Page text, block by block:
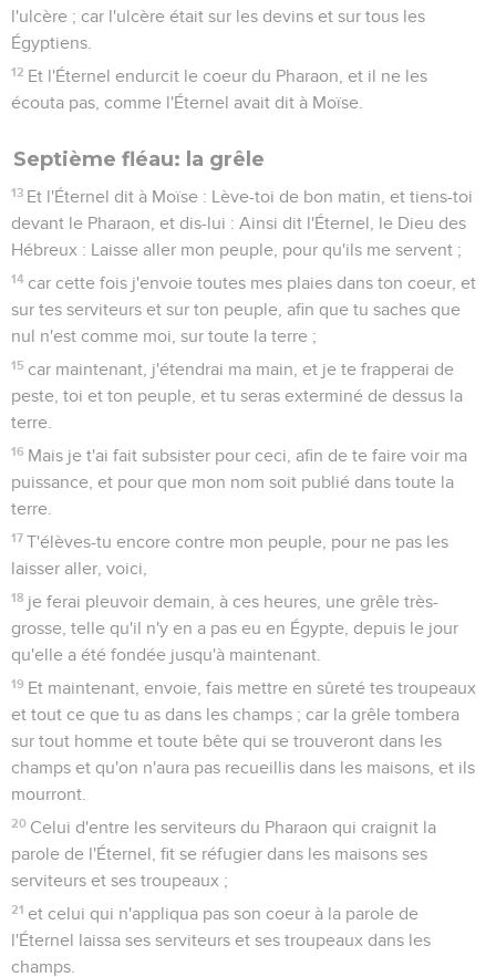
l'ulcère ; car l'ulcère était sur les devins et sur tous les
Égyptiens.
12 Et l'Éternel endurcit le coeur du Pharaon, et il ne les
écouta pas, comme l'Éternel avait dit à Moïse.
Septième fléau: la grêle
13 Et l'Éternel dit à Moïse : Lève-toi de bon matin, et tiens-toi
devant le Pharaon, et dis-lui : Ainsi dit l'Éternel, le Dieu des
Hébreux : Laisse aller mon peuple, pour qu'ils me servent ;
14 car cette fois j'envoie toutes mes plaies dans ton coeur, et
sur tes serviteurs et sur ton peuple, afin que tu saches que
nul n'est comme moi, sur toute la terre ;
15 car maintenant, j'étendrai ma main, et je te frapperai de
peste, toi et ton peuple, et tu seras exterminé de dessus la
terre.
16 Mais je t'ai fait subsister pour ceci, afin de te faire voir ma
puissance, et pour que mon nom soit publié dans toute la
terre.
17 T'élèves-tu encore contre mon peuple, pour ne pas les
laisser aller, voici,
18 je ferai pleuvoir demain, à ces heures, une grêle très-
grosse, telle qu'il n'y en a pas eu en Égypte, depuis le jour
qu'elle a été fondée jusqu'à maintenant.
19 Et maintenant, envoie, fais mettre en sûreté tes troupeaux
et tout ce que tu as dans les champs ; car la grêle tombera
sur tout homme et toute bête qui se trouveront dans les
champs et qu'on n'aura pas recueillis dans les maisons, et ils
mourront.
20 Celui d'entre les serviteurs du Pharaon qui craignit la
parole de l'Éternel, fit se réfugier dans les maisons ses
serviteurs et ses troupeaux ;
21 et celui qui n'appliqua pas son coeur à la parole de
l'Éternel laissa ses serviteurs et ses troupeaux dans les
champs.